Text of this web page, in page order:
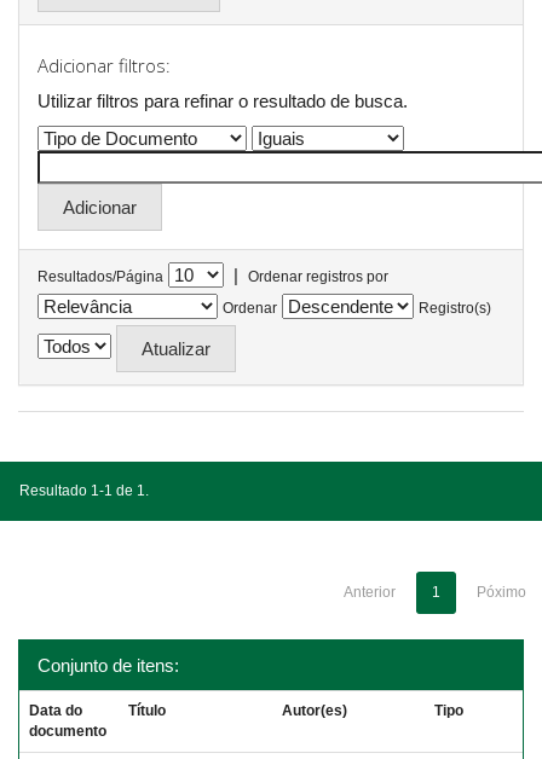
Adicionar filtros:
Utilizar filtros para refinar o resultado de busca.
Resultados/Página |
Ordenar registros por
Ordenar
Registro(s)
Resultado 1-1 de 1.
Anterior 1 Póximo
Conjunto de itens:
Data do
documento
Título Autor(es) Tipo